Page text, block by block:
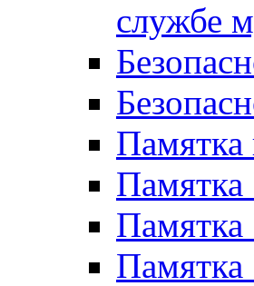
службе
Памятка
Памятка